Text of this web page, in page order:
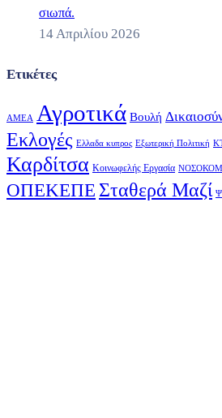
σιωπά.
14 Απριλίου 2026
Ετικέτες
ΑΜΕΑ Αγροτικά Βουλή
Εκλογές Ελλαδα κυπρος Εξωτερική Πολιτική
Καρδίτσα Κοινωφελής Εργασία
ΟΠΕΚΕΠΕ Σταθερά Μαζί